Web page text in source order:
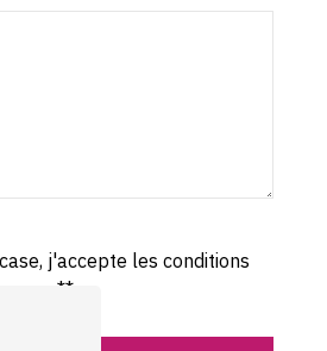
j'accepte les conditions
**